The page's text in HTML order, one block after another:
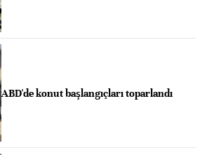
ABD'de konut başlangıçları toparlandı